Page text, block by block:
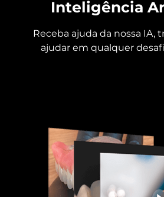
Inteligência
Receba ajuda da nossa IA,
ajudar em qualquer